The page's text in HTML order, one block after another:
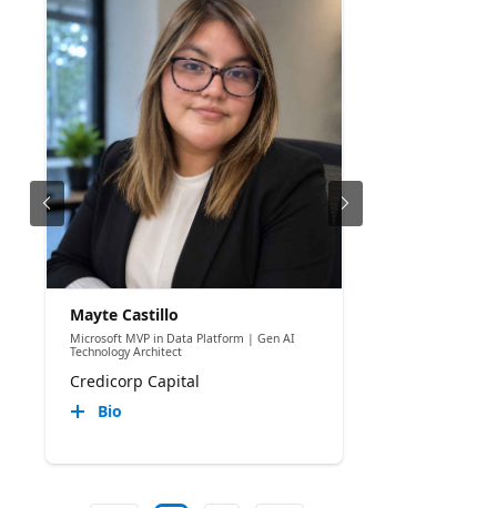
Mayte Castillo
Microsoft MVP in Data Platform | Gen AI
Technology Architect
Credicorp Capital
Bio